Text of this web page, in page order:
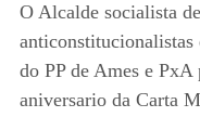
O Alcalde socialista
do PP de Ames e
aniversario da Carta